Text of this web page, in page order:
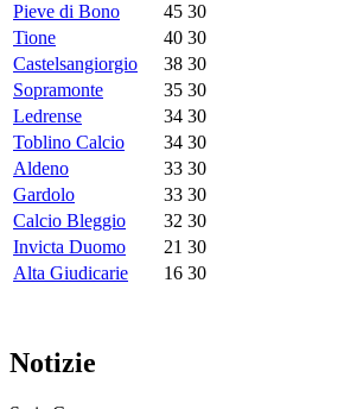
Pieve di Bono
45 30
Tione
40 30
Castelsangiorgio
38 30
Sopramonte
35 30
Ledrense
34 30
Toblino Calcio
34 30
Aldeno
33 30
Gardolo
33 30
Calcio Bleggio
32 30
Invicta Duomo
21 30
Alta Giudicarie
16 30
Notizie